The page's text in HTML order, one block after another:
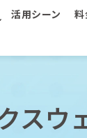
活用シーン
スウ